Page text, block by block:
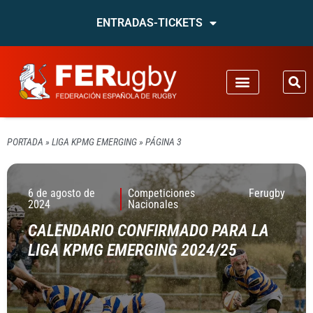
ENTRADAS-TICKETS
PORTADA » LIGA KPMG EMERGING» PÁGINA 3
6 de agosto de
2024
Competiciones
Nacionales
Ferugby
CALENDARIO CONFIRMADO PARA LA
LIGA KPMG EMERGING 2024/25